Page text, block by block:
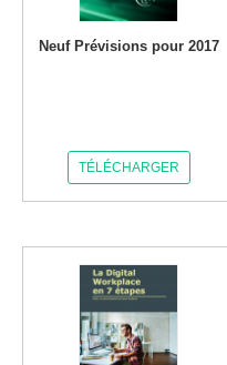
Neuf Prévisions pour 2017
TÉLÉCHARGER